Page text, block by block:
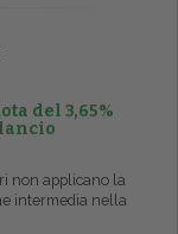
del 3,65%
non applicano la
intermedia nella